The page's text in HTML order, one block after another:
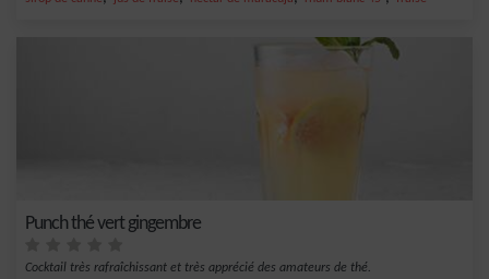
Punch thé vert gingembre
Cocktail très rafraîchissant et très apprécié des amateurs de thé.